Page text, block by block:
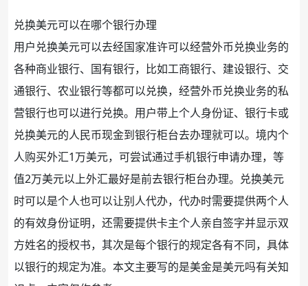
兑换美元可以在哪个银行办理
用户兑换美元可以去经国家准许可以经营外币兑换业务的
各种商业银行、国有银行，比如工商银行、 建设银行、 交
通银行、 农业银行等都可以兑换，经营外币兑换业务的私
营银行也可以进行兑换。用户带上个人身份证、 银行卡或
兑换美元的人民币现金到银行柜台去办理就可以。境内个
人购买外汇1万美元，可尝试通过手机银行申请办理，等
值2万美元以上外汇最好是前去银行柜台办理。兑换美元
时可以是个人也可以让别人代办，代办时需要提供两个人
的有效身份证明，还需要提供卡主个人亲自签字并显示双
方姓名的授权书，其次是每个银行的规定各有不同，具体
以银行的规定为准。本文主要写的是美金是美元吗有关知